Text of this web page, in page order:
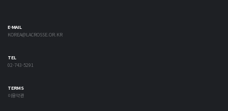
E-MAIL
KOREA@LACROSSE.OR.KR
TEL
02-743-5291
TERMS
이용약관